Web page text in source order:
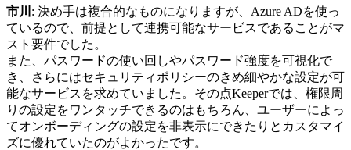
市川 : 決め手は複合的なものになりますが、Azure ADを使っ
ているので、前提として連携可能なサービスであることがマ
スト要件でした。
また、パスワードの使い回しやパスワード強度を可視化で
き、さらにはセキュリティポリシーのきめ細やかな設定が可
能なサービスを求めていました。その点Keeperでは、権限周
りの設定をワンタッチできるのはもちろん、ユーザーによっ
てオンボーディングの設定を非表示にできたりとカスタマイ
ズに優れていたのがよかったです。